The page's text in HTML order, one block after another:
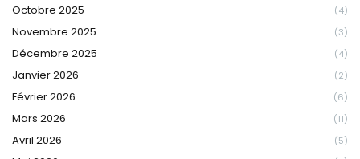
Octobre 2025 (4)
Novembre 2025 (3)
Décembre 2025 (4)
Janvier 2026 (2)
Février 2026 (6)
Mars 2026 (11)
Avril 2026 (5)